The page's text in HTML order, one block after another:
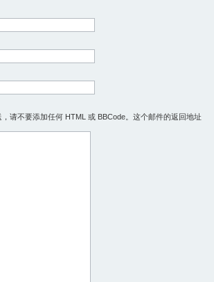
请不要添加任何 HTML 或 BBCode。这个邮件的返回地址